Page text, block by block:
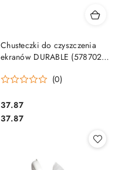
Chusteczki do czyszczenia
ekranów DURABLE (578702)
(0)
Cena:
37.87
Cena:
37.87